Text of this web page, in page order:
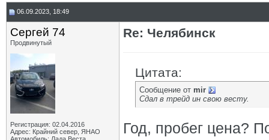
06.09.2023, 18:49
Сергей 74
Продвинутый
Регистрация: 02.04.2016
Адрес: Крайний север, ЯНАО
Re: Челябинск
Цитата:
Сообщение от mir
Сдал в трейд ин свою весту.
Год, пробег цена?